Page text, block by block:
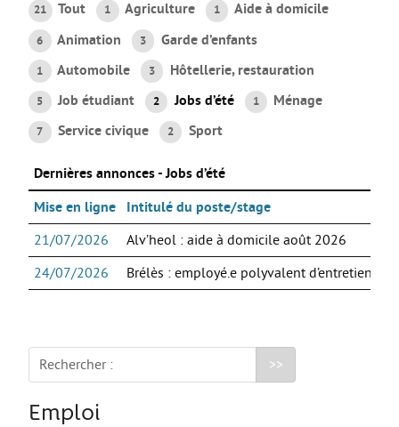
Agir au quotidien
Etre bénévole ou volontaire
Créer mon projet
Créer mon entreprise
EMPLOI
Préparer sa candidature
Chercher un job
Qui peut m’accompagner ?
Les offres
Les stages
L’alternance
21 Tout 1 Agriculture 1 Aide à domicile
6 Animation 3 Garde d’enfants
1 Automobile 3 Hôtellerie, restauration
5 Job étudiant 2 Jobs d’été 1 Ménage
7 Service civique 2 Sport
Dernières annonces - Jobs d’été
Mise en ligne Intitulé du poste/stage
21/07/2026 Alv’heol : aide à domicile août 2026
24/07/2026 Brélès : employé.e polyvalent d’entretien en
Rechercher :
Emploi